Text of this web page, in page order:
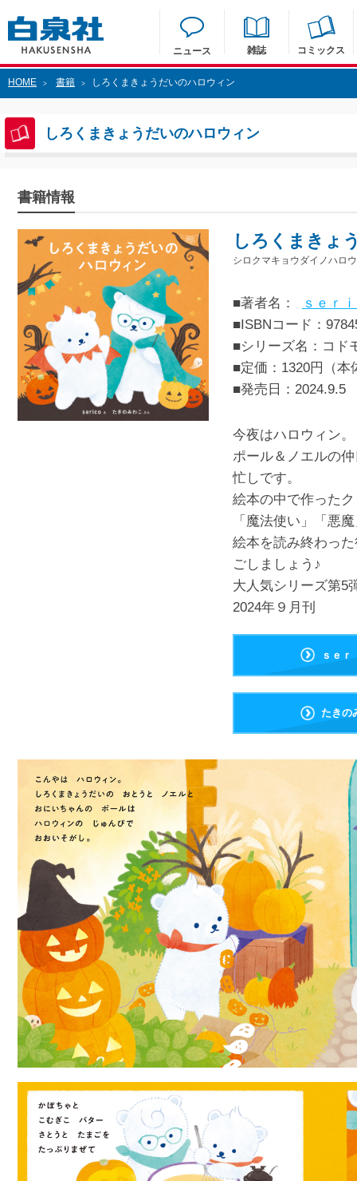
ニュース 雑誌 コミックス
HOME > 書籍 > しろくまきょうだいのハロウィン
しろくまきょうだいのハロウィン
書籍情報
しろくまきょ
シロクマキョウダイノハロ
■著者名：
ｓｅｒ
■ISBNコード：
■シリーズ名：コド
■定価：1320円（本
■発売日： 2024.9.5
今夜はハロウィン。
ポール＆ノエルの
忙しです。
絵本の中で作った
「魔法使い」「悪
絵本を読み終わっ
ごしましょう♪
大人気シリーズ第5
2024年９月刊
ｓｅｒ
たきの